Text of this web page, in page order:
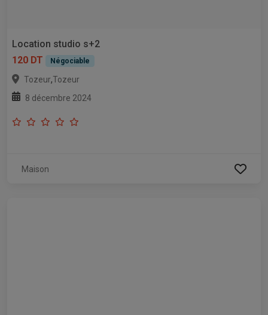
Location studio s+2
120 DT
Négociable
Tozeur,Tozeur
8 décembre 2024
Maison